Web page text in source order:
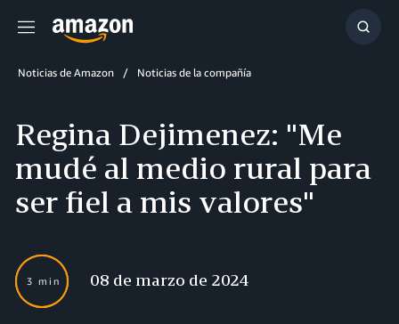
Menú
Noticias de Amazon Noticias de la compañía
Regina Dejimenez: "Me
mudé al medio rural para
ser fiel a mis valores"
3 min 08 de marzo de 2024